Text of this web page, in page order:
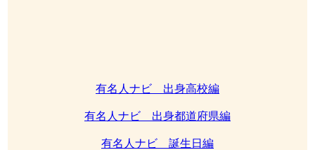
有名人ナビ 出身高校編
有名人ナビ 出身都道府県編
有名人ナビ 誕生日編